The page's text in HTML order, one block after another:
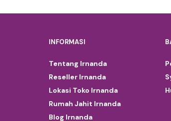
INFORMASI
Tentang Irnanda
Reseller Irnanda
Lokasi Toko Irnanda
Rumah Jahit Irnanda
Blog Irnanda